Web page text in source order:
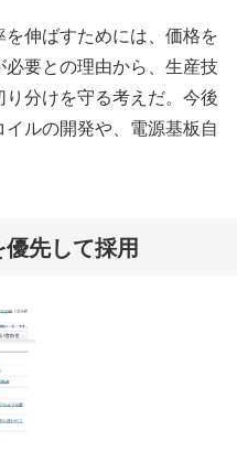
伸ばすためには、価格を
要との理由から、生産技
分けを守る考えだ。今後
ルの開発や、電源基板自
先して採用